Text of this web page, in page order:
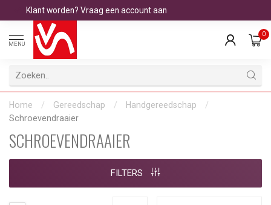
Klant worden? Vraag een account aan
MENU
0
Home / Gereedschap / Handgereedschap
/
Schroevendraaier
SCHROEVENDRAAIER
FILTERS